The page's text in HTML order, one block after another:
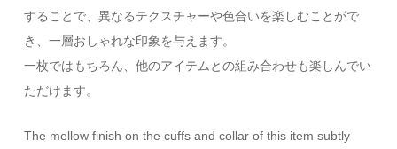
することで、異なるテクスチャーや色合いを楽しむことがで
き、一層おしゃれな印象を与えます。
一枚ではもちろん、他のアイテムとの組み合わせも楽しんでい
ただけます。
The mellow finish on the cuffs and collar of this item subtly